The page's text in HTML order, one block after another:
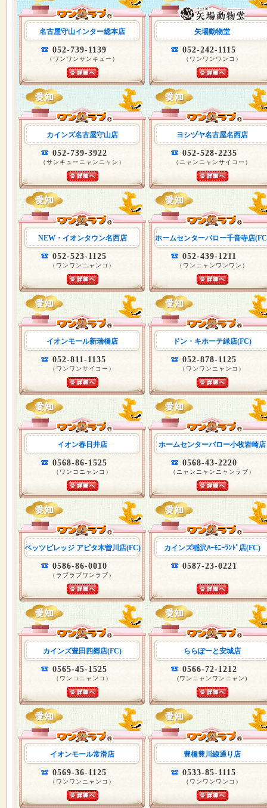
名古屋守山インター総本店
052-739-1139
（ワンワンサンキュー）
矢場動物堂
052-242-1115
（ワンワンワンコ）
カインズ名古屋守山店
052-739-3922
（サンキューニャンニャン）
ヨシヅヤ名古屋名西店
052-528-2235
（ニャンニャンサイコー）
NEW・イオンタウン名西店
052-523-1125
（ワンワンニャンコ）
ホームセンターバロー千音寺店
052-439-1211
（ワンニャンワンワン）
イオンモール新瑞橋店
052-811-1135
（ワンワンサイコー）
ドン・キホーテ緑店(FC)
052-878-1125
（ワンワンニャンコ）
イオン春日井店
0568-86-1525
（ワンコニャンコ）
ホームセンターバロー小牧岩崎店
0568-43-2220
（ニャンニャンニャンラブ）
ペッツビレッジ アピタ木曽川店(FC)
0586-86-0010
（ラブラブワンラブ）
カインズ稲沢ﾊｰﾓﾆｰﾗﾝﾄﾞ店(FC)
0587-23-0221
カインズ豊田四郷店(FC)
0565-45-1525
（ワンコニャンコ）
ららぽーと安城店
0566-72-1212
(ワンニャンワンニャン)
イオンモール常滑店
0569-36-1125
（ワンワンニャンコ）
豊橋豊川線通り店
0533-85-1115
（ワンワンワンコ）